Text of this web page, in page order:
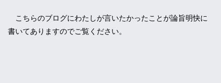
こちらのブログにわたしが言いたかったことが論旨明快に
書いてありますのでご覧ください。